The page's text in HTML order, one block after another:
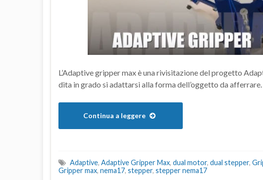
L’Adaptive gripper max è una rivisitazione del progetto
dita in grado si adattarsi alla forma dell’oggetto da afferrare.
Continua a leggere
Adaptive, Adaptive Gripper Max, dual motor, dual stepper,
Gripper max, nema17, stepper, stepper nema17